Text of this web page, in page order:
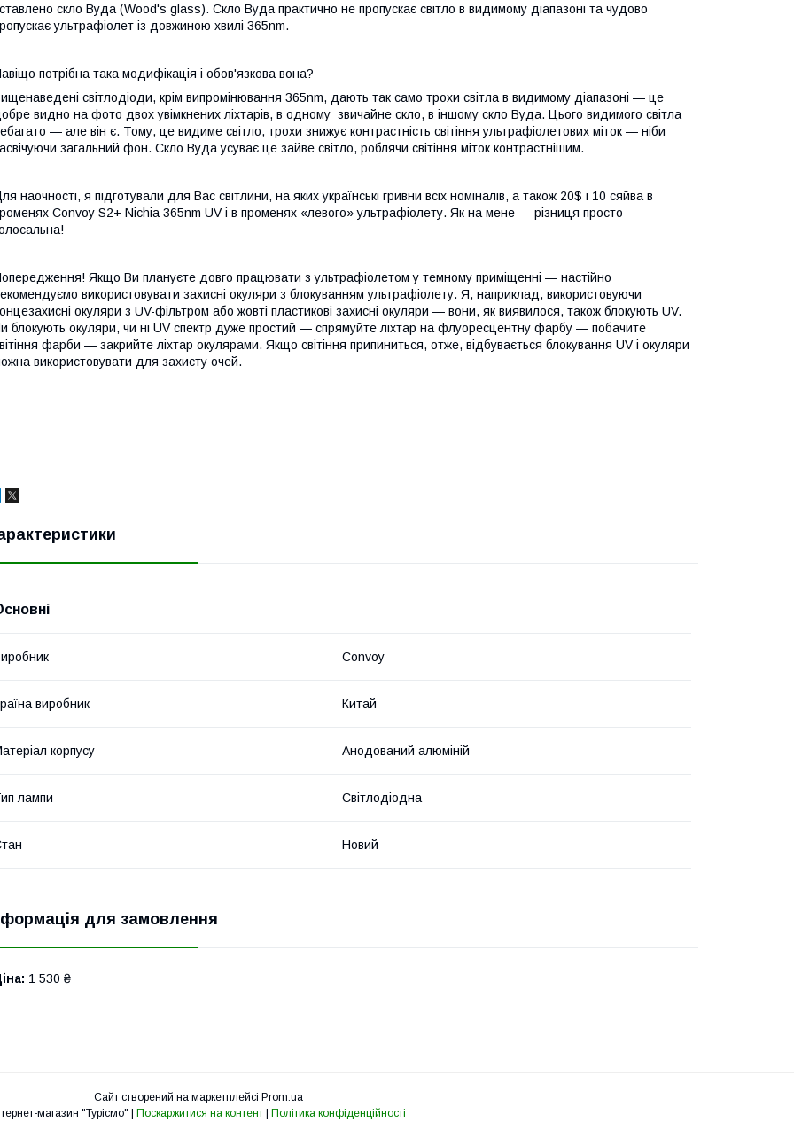
скло Вуда (Wood's glass). Скло Вуда практично не пропускає світло в видимому діапазоні та чудово
ультрафіолет із довжиною хвилі 365nm.
потрібна така модифікація і обов'язкова вона?
світлодіоди, крім випромінювання 365nm, дають так само трохи світла в видимому діапазоні — це
видно на фото двох увімкнених ліхтарів, в одному звичайне скло, в іншому скло Вуда. Цього видимого світла
— але він є. Тому, це видиме світло, трохи знижує контрастність світіння ультрафіолетових міток — ніби
загальний фон. Скло Вуда усуває це зайве світло, роблячи світіння міток контрастнішим.
наочності, я підготували для Вас світлини, на яких українські гривни всіх номіналів, а також 20$ і 10 сяйва в
Convoy S2+ Nichia 365nm UV і в променях «левого» ультрафіолету. Як на мене — різниця просто
Якщо Ви плануєте довго працювати з ультрафіолетом у темному приміщенні — настійно
використовувати захисні окуляри з блокуванням ультрафіолету. Я, наприклад, використовуючи
окуляри з UV-фільтром або жовті пластикові захисні окуляри — вони, як виявилося, також блокують UV.
блокують окуляри, чи ні UV спектр дуже простий — спрямуйте ліхтар на флуоресцентну фарбу — побачите
фарби — закрийте ліхтар окулярами. Якщо світіння припиниться, отже, відбувається блокування UV і окуляри
використовувати для захисту очей.
Convoy
виробник Китай
корпусу Анодований алюміній
лампи Світлодіодна
Новий
для замовлення
1 530 ₴
Сайт створений на маркетплейсі Prom.ua
Поскаржитися на контент Політика конфіденційності